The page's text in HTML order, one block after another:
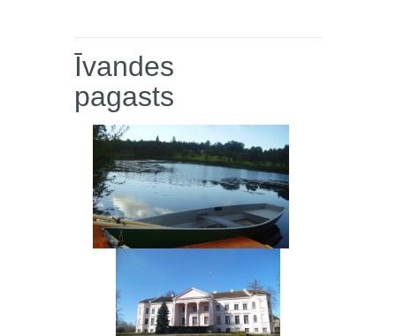
Īvandes
pagasts